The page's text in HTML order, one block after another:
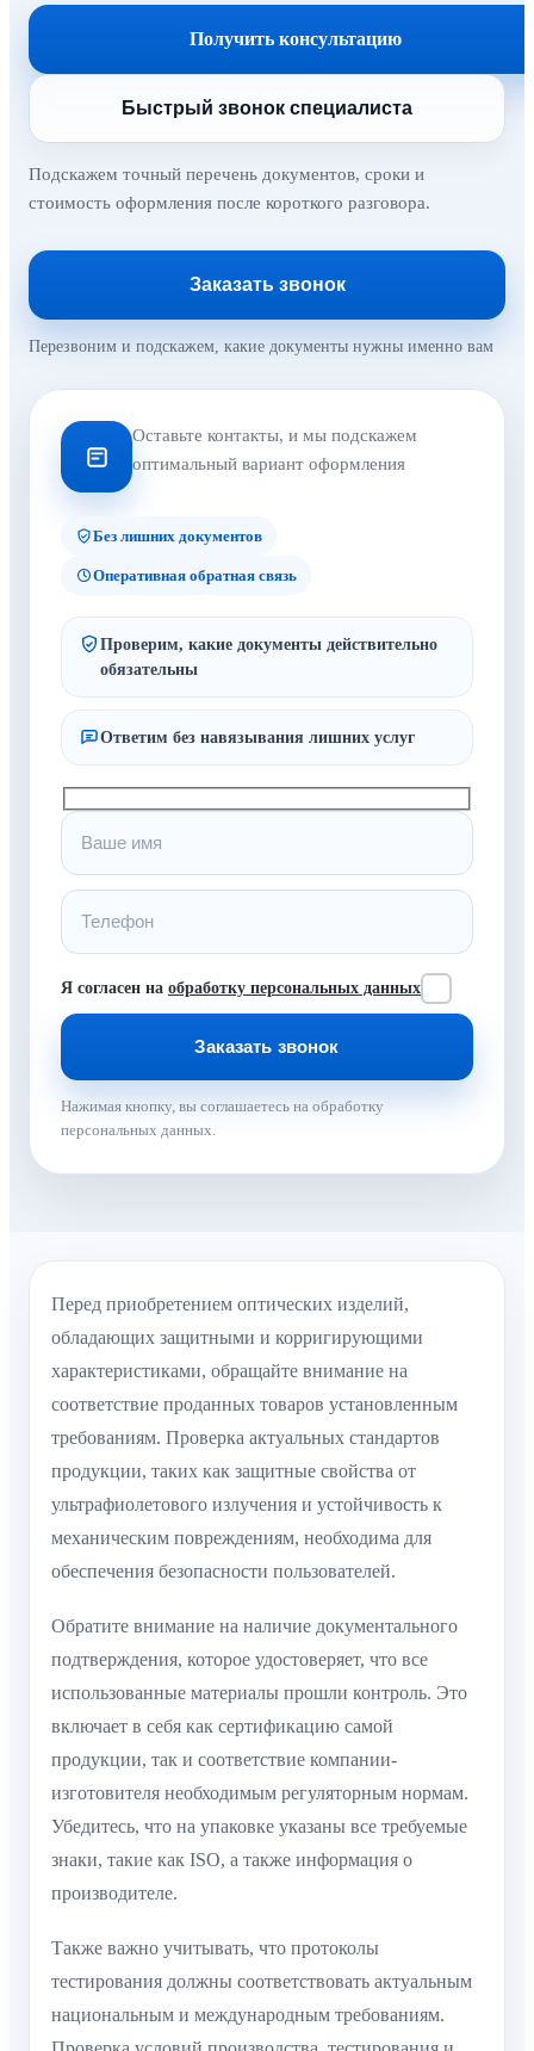
Получить консультацию
Быстрый звонок специалиста
Подскажем точный перечень документов, сроки и
стоимость оформления после короткого разговора.
Заказать звонок
Перезвоним и подскажем, какие документы нужны именно вам
Оставьте контакты, и мы подскажем
оптимальный вариант оформления
Без лишних документов
Оперативная обратная связь
Проверим, какие документы действительно
обязательны
Ответим без навязывания лишних услуг
Я согласен на обработку персональных данных
Нажимая кнопку, вы соглашаетесь на обработку
персональных данных.
Перед приобретением оптических изделий,
обладающих защитными и корригирующими
характеристиками, обращайте внимание на
соответствие проданных товаров установленным
требованиям. Проверка актуальных стандартов
продукции, таких как защитные свойства от
ультрафиолетового излучения и устойчивость к
механическим повреждениям, необходима для
обеспечения безопасности пользователей.
Обратите внимание на наличие документального
подтверждения, которое удостоверяет, что все
использованные материалы прошли контроль. Это
включает в себя как сертификацию самой
продукции, так и соответствие компании-
изготовителя необходимым регуляторным нормам.
Убедитесь, что на упаковке указаны все требуемые
знаки, такие как ISO, а также информация о
производителе.
Также важно учитывать, что протоколы
тестирования должны соответствовать актуальным
национальным и международным требованиям.